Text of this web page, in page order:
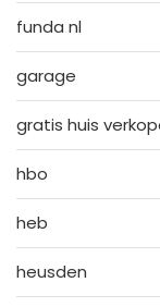
funda nl
garage
gratis huis
hbo
heb
heusden